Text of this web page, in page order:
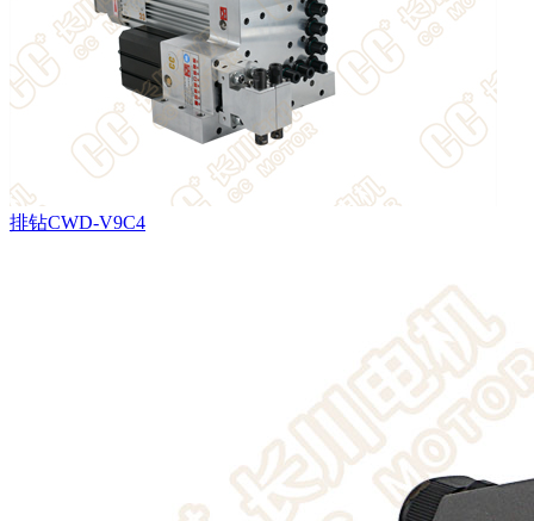
排钻CWD-V9C4